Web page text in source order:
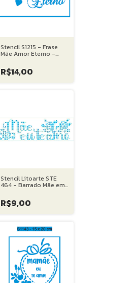
Stencil S1215 - Frase
Mãe Amor Eterno -
R$14,00
Stencil Litoarte STE
464 - Barrado Mãe em
cm
R$9,00